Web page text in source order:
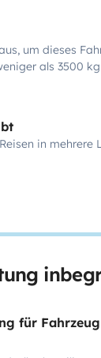
um dieses
als 3500
in mehrere
für